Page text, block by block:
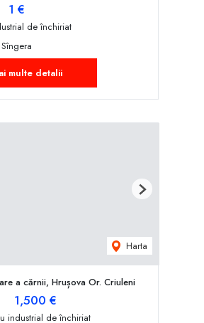
1 €
de închiriat
Sîngera
multe detalii
Harta
Next
a cărnii, Hrușova Or. Criuleni
1,500 €
industrial de închiriat